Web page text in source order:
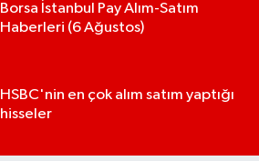
Borsa İstanbul Pay Alım-Satım
Haberleri (6 Ağustos)
HSBC'nin en çok alım satım yaptığı
hisseler